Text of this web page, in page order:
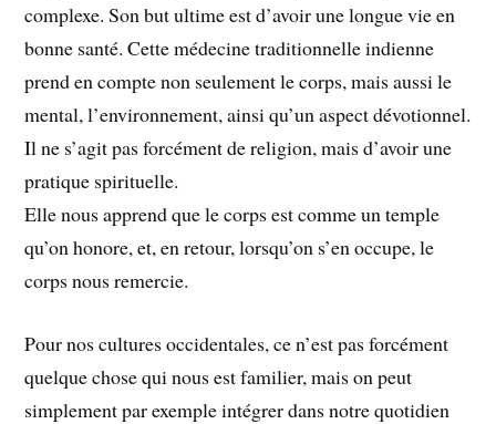
complexe. Son but ultime est d’avoir une longue vie en
bonne santé. Cette médecine traditionnelle indienne
prend en compte non seulement le corps, mais aussi le
mental, l’environnement, ainsi qu’un aspect dévotionnel.
Il ne s’agit pas forcément de religion, mais d’avoir une
pratique spirituelle.
Elle nous apprend que le corps est comme un temple
qu’on honore, et, en retour, lorsqu’on s’en occupe, le
corps nous remercie.
Pour nos cultures occidentales, ce n’est pas forcément
quelque chose qui nous est familier, mais on peut
simplement par exemple intégrer dans notre quotidien